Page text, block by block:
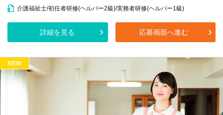
介護福祉士/初任者研修(ヘルパー2級)/実務者研修(ヘルパー1級)
詳細を見る 応募画面へ進む
NEW